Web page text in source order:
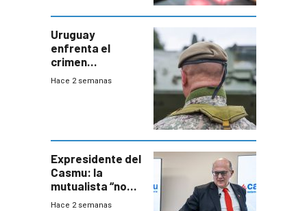
Uruguay
enfrenta el
crimen
organizado con
seguridad
Hace 2 semanas
Expresidente del
Casmu: la
mutualista “no
está para pagar”
Hace 2 semanas